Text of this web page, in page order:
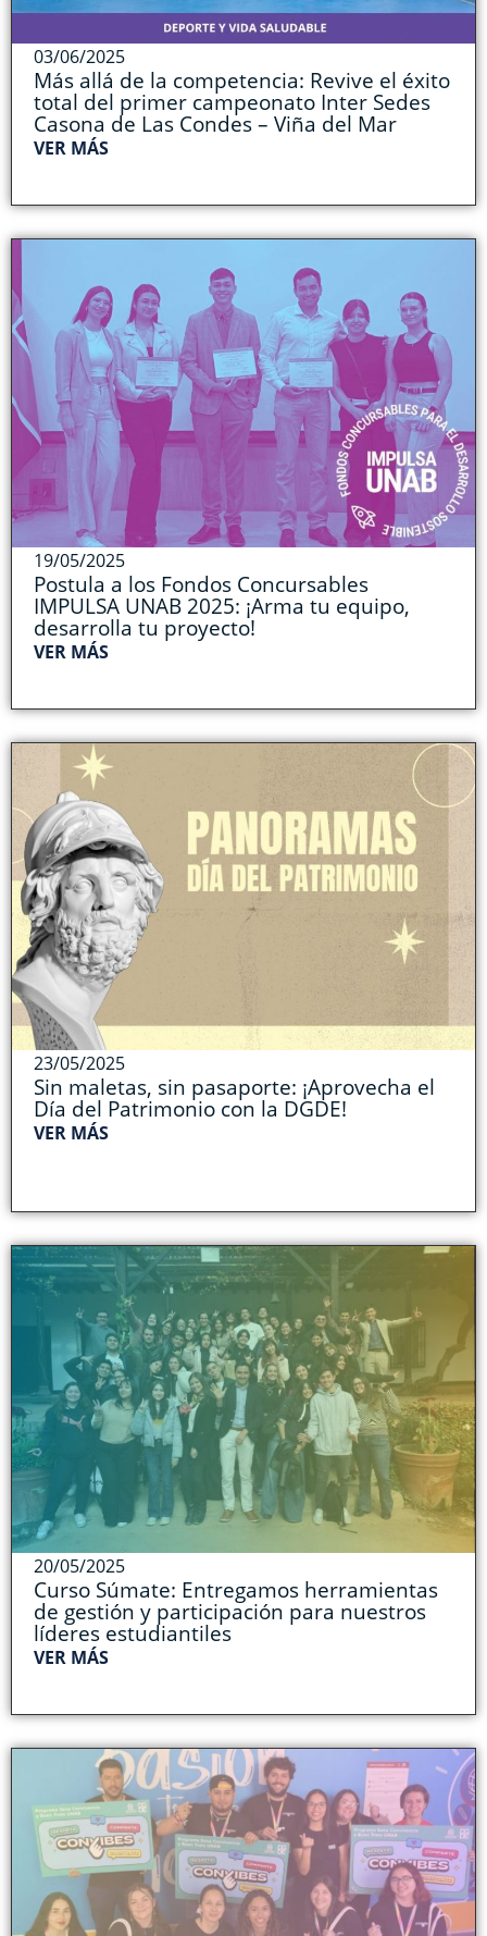
03/06/2025
Más allá de la competencia: Revive el éxito
total del primer campeonato Inter Sedes
Casona de Las Condes – Viña del Mar
VER MÁS
19/05/2025
Postula a los Fondos Concursables
IMPULSA UNAB 2025: ¡Arma tu equipo,
desarrolla tu proyecto!
VER MÁS
23/05/2025
Sin maletas, sin pasaporte: ¡Aprovecha el
Día del Patrimonio con la DGDE!
VER MÁS
20/05/2025
Curso Súmate: Entregamos herramientas
de gestión y participación para nuestros
líderes estudiantiles
VER MÁS